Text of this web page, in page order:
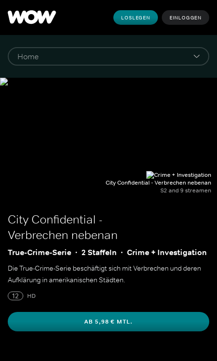
LOSLEGEN EINLOGGEN
City Confidential - Verbrechen nebenan
S2 and 9 streamen
City Confidential -
Verbrechen nebenan
True-Crime-Serie 2 Staffeln Crime + Investigation
Die True-Crime-Serie beschäftigt sich mit Verbrechen und deren
Aufklärung in amerikanischen Städten.
12
HD
AB 5,98 € MTL.